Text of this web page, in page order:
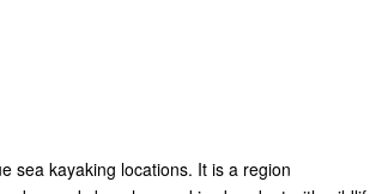
sea kayaking locations. It is a region